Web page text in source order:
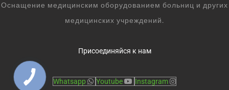
Оснащение медицинским оборудованием больниц и других
медицинских учреждений.
Присоединяйся к нам
Whatsapp Youtube Instagram